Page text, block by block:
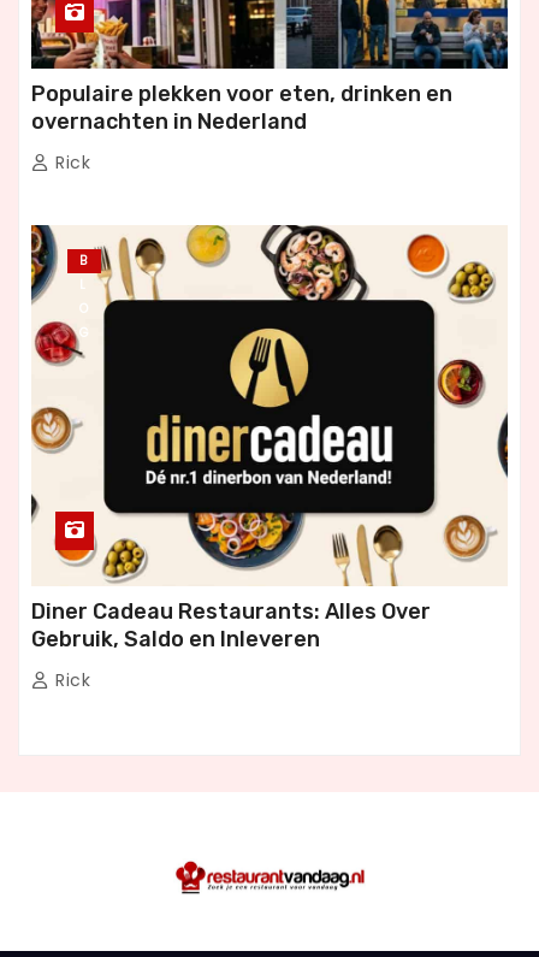
Populaire plekken voor eten, drinken en
overnachten in Nederland
Rick
B
L
O
G
Diner Cadeau Restaurants: Alles Over
Gebruik, Saldo en Inleveren
Rick